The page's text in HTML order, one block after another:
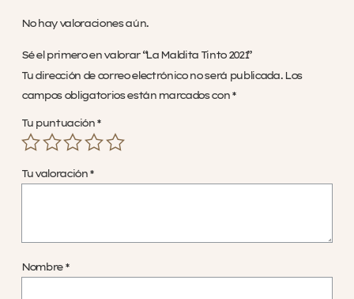
No hay valoraciones aún.
Sé el primero en valorar “La Maldita Tinto 2021”
Tu dirección de correo electrónico no será publicada. Los
campos obligatorios están marcados con *
Tu puntuación *
Tu valoración *
Nombre *